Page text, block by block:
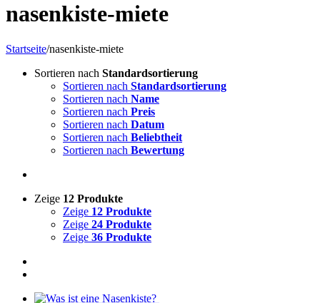
nasenkiste-miete
Startseite/nasenkiste-miete
Sortieren nach Standardsortierung
Sortieren nach Standardsortierung
Sortieren nach Name
Sortieren nach Preis
Sortieren nach Datum
Sortieren nach Beliebtheit
Sortieren nach Bewertung
Zeige 12 Produkte
Zeige 12 Produkte
Zeige 24 Produkte
Zeige 36 Produkte